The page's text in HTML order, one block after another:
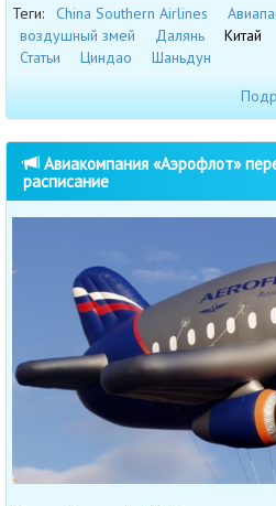
Теги: China Southern Airlines
воздушный змей
Далянь Китай
Статьи
Циндао
Шаньдун
Авиакомпания «Аэрофлот»
расписание